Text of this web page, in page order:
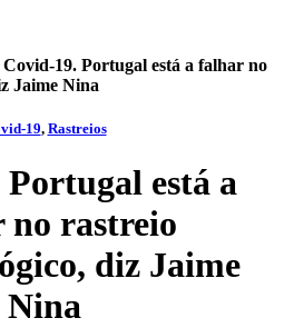
Covid-19. Portugal está a falhar no
Jaime Nina
19, Rastreios
está a
no rastreio
diz Jaime
Nina